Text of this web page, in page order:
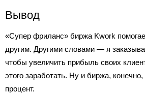
Вывод
«Супер фриланс» биржа Kwork
другим. Другими словами — я
чтобы увеличить прибыль своих
этого заработать. Ну и биржа,
процент.